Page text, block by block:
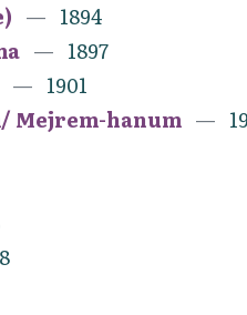
1894
1897
1901
Mejrem-hanum